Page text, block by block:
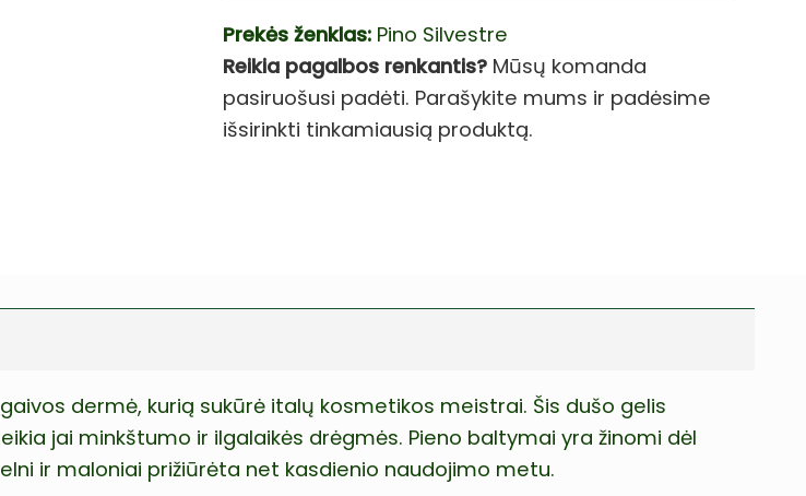
Prekės ženklas: Pino Silvestre
Reikia pagalbos renkantis? Mūsų komanda
pasiruošusi padėti. Parašykite mums ir padėsime
išsirinkti tinkamiausią produktą.
dermė, kurią sukūrė italų kosmetikos meistrai. Šis dušo gelis
jai minkštumo ir ilgalaikės drėgmės. Pieno baltymai yra žinomi dėl
ir maloniai prižiūrėta net kasdienio naudojimo metu.